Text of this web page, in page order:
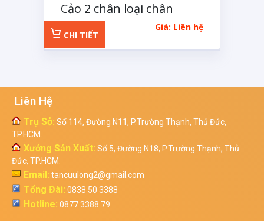
Cảo 2 chân loại chân
mỏng
Giá: Liên hệ
CHI TIẾT
Liên Hệ
Trụ Sở: Số 114, Đường N11, P.Trường Thạnh, Thủ Đức,
TP.HCM.
Xưởng Sản Xuất: Số 5, Đường N18, P.Trường Thạnh, Thủ
Đức, TP.HCM.
Email: tancuulong2@gmail.com
Tổng Đài: 0838 50 3388
Hotline: 0877 3388 79